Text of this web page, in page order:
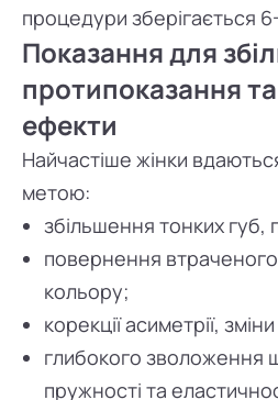
процедури зберігається 6-
Показання для
протипоказання та
ефекти
Найчастіше жінки
метою:
збільшення тонких
повернення
кольору;
корекції асиметрії,
глибокого зволоження
пружності та